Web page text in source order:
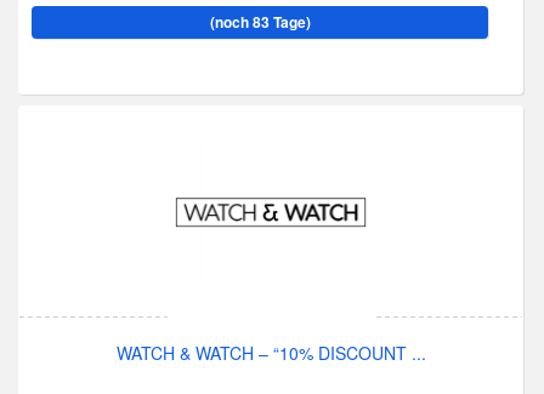
(noch 83 Tage)
WATCH & WATCH – “10% DISCOUNT ...